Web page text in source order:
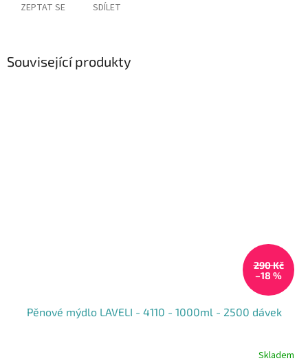
ZEPTAT SE SDÍLET
Související produkty
290 Kč
–18 %
Pěnové mýdlo LAVELI - 4110 - 1000ml - 2500 dávek
Skladem